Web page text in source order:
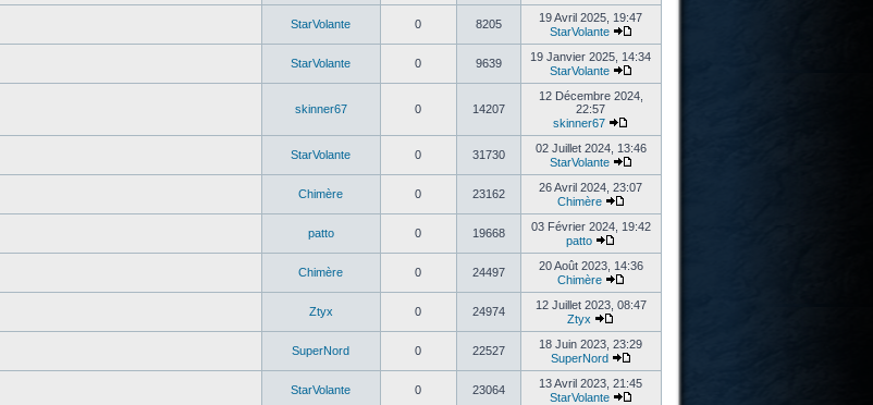
StarVolante 0 8205
19 Avril 2025, 19:47
StarVolante
StarVolante 0 9639
19 Janvier 2025, 14:34
StarVolante
skinner67 0 14207
12 Décembre 2024,
22:57
skinner67
StarVolante 0 31730
02 Juillet 2024, 13:46
StarVolante
Chimère 0 23162
26 Avril 2024, 23:07
Chimère
patto 0 19668
03 Février 2024, 19:42
patto
Chimère 0 24497
20 Août 2023, 14:36
Chimère
Ztyx 0 24974
12 Juillet 2023, 08:47
Ztyx
SuperNord 0 22527
18 Juin 2023, 23:29
SuperNord
StarVolante 0 23064
13 Avril 2023, 21:45
StarVolante